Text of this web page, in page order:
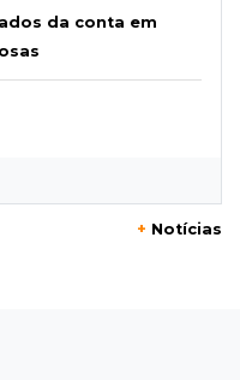
da conta em
+ Notícias